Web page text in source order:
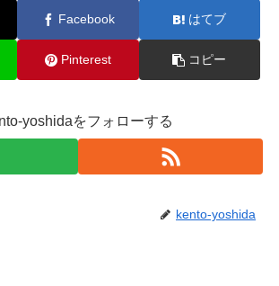
Facebook はてブ
Pinterest コピー
yoshidaをフォローする
kento-yoshida